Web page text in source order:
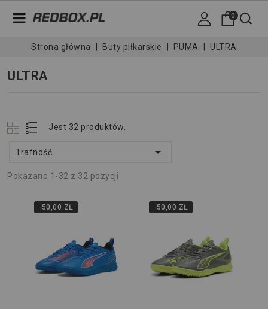
0
Strona główna Buty piłkarskie PUMA ULTRA
ULTRA
Jest 32 produktów.
Trafność 
Pokazano 1-32 z 32 pozycji
-50,00 ZŁ -50,00 ZŁ